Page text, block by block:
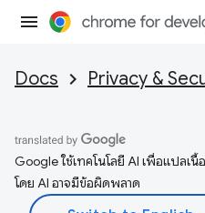
Docs Privacy &
Google ใช้เทคโนโลยี AI เพื่อแปลเ
โดย AI อาจมีข้อผิดพลาด